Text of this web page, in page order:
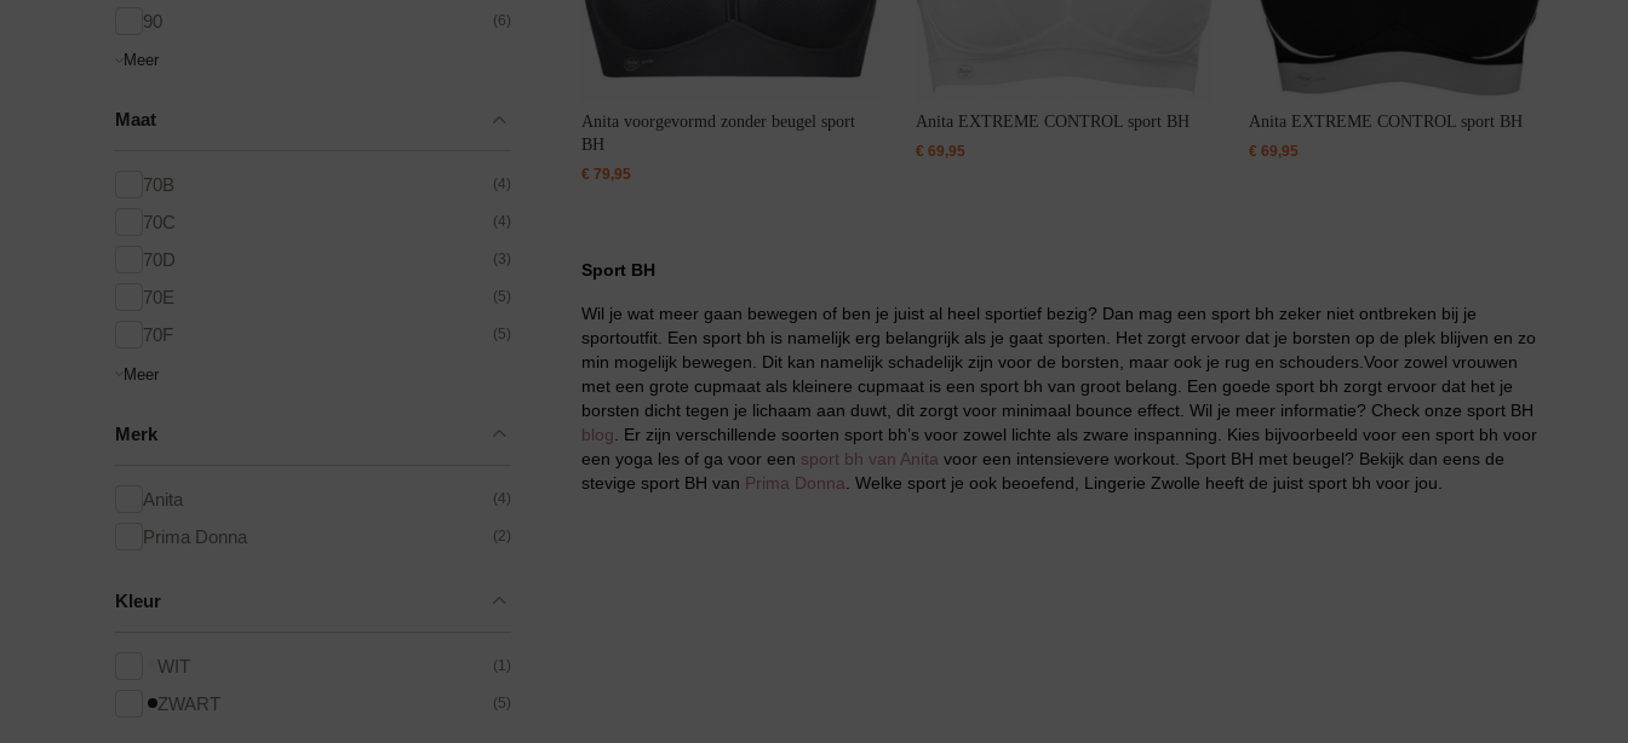
90 (6)
Meer
Maat
70B (4)
70C (4)
70D (3)
70E (5)
70F (5)
Meer
Merk
Anita (4)
Prima Donna (2)
Kleur
WIT (1)
ZWART (5)
Anita voorgevormd zonder beugel sport
BH
€ 79,95
Anita EXTREME CONTROL sport BH
€ 69,95
Anita EXTREME CONTROL sport BH
€ 69,95
Sport BH
Wil je wat meer gaan bewegen of ben je juist al heel sportief bezig? Dan mag een sport bh zeker niet ontbreken bij je
sportoutfit. Een sport bh is namelijk erg belangrijk als je gaat sporten. Het zorgt ervoor dat je borsten op de plek blijven en zo
min mogelijk bewegen. Dit kan namelijk schadelijk zijn voor de borsten, maar ook je rug en schouders.Voor zowel vrouwen
met een grote cupmaat als kleinere cupmaat is een sport bh van groot belang. Een goede sport bh zorgt ervoor dat het je
borsten dicht tegen je lichaam aan duwt, dit zorgt voor minimaal bounce effect. Wil je meer informatie? Check onze sport BH
blog . Er zijn verschillende soorten sport bh’s voor zowel lichte als zware inspanning. Kies bijvoorbeeld voor een sport bh voor
een yoga les of ga voor een sport bh van Anita voor een intensievere workout. Sport BH met beugel? Bekijk dan eens de
stevige sport BH van Prima Donna . Welke sport je ook beoefend, Lingerie Zwolle heeft de juist sport bh voor jou.
Huispak